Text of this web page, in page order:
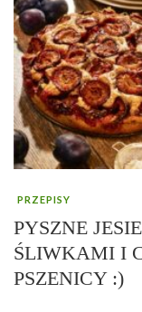
PRZEPISY
PYSZNE
ŚLIWKAMI I
PSZENICY :)